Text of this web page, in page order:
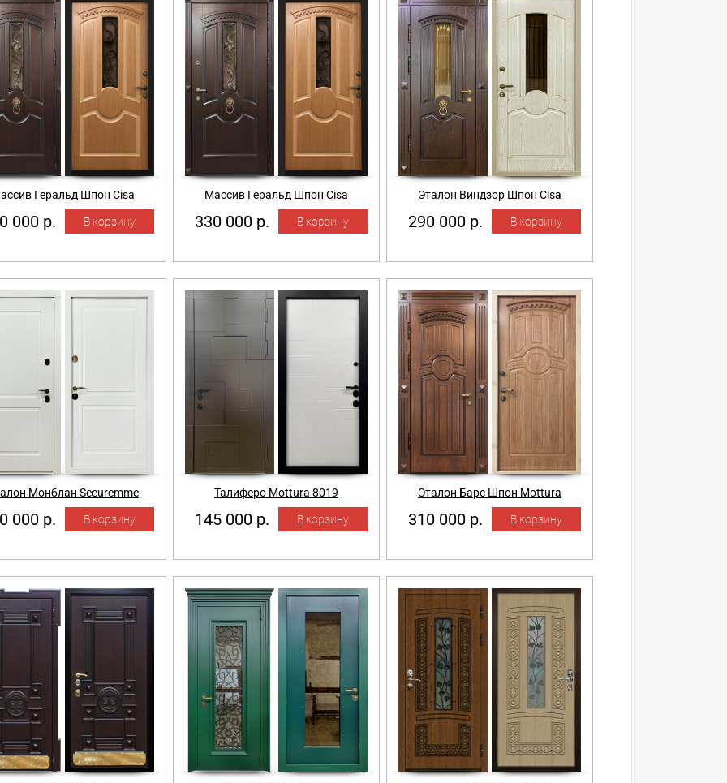
Геральд Шпон Cisa
000 р.
Массив Геральд Шпон Cisa
330 000 р.
Эталон Виндзор Шпон Cisa
290 000 р.
Монблан Securemme
000 р.
Талиферо Mottura 8019
145 000 р.
Эталон Барс Шпон Mottura
310 000 р.